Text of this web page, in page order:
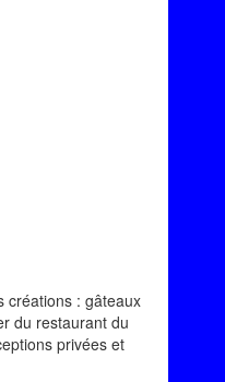
créations : gâteaux
du restaurant du
privées et